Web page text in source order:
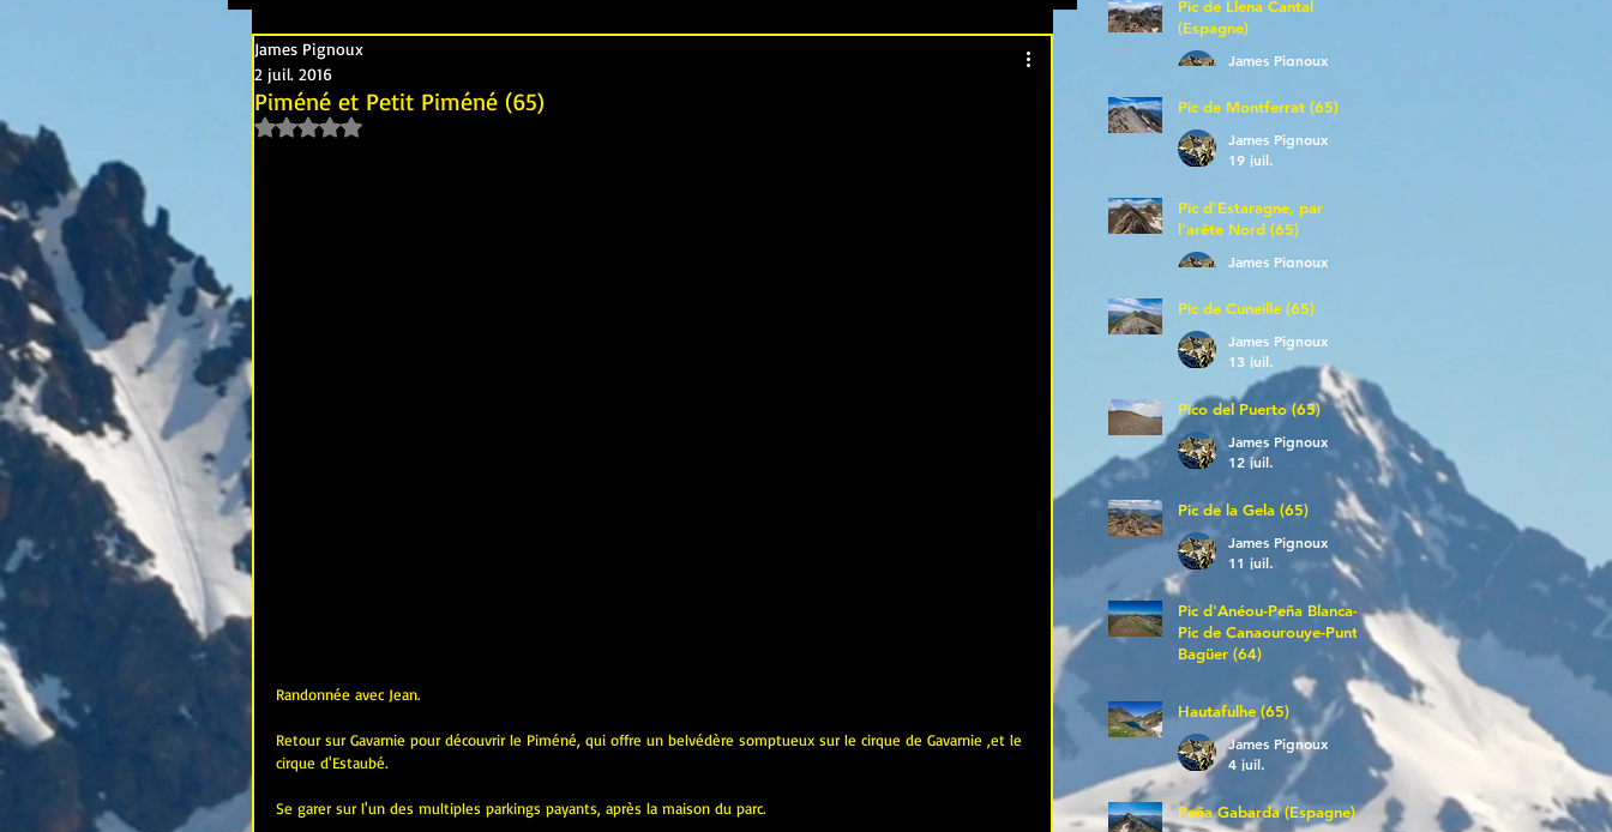
Piméné et Petit Piméné (65)
James Pignoux
2 juil. 2016
Noté NaN étoiles sur 5.
Randonnée avec Jean.
Retour sur Gavarnie pour découvrir le Piméné, qui offre un belvédère somptueux sur le cirque de Gavarnie ,et le
cirque d'Estaubé.
Se garer sur l'un des multiples parkings payants, après la maison du parc.
Pic de Llena Cantal
(Espagne)
James Pignoux
Pic de Montferrat (65)
James Pignoux
19 juil.
Pic d'Estaragne, par
l'arête Nord (65)
James Pignoux
Pic de Cuneille (65)
James Pignoux
13 juil.
Pico del Puerto (65)
James Pignoux
12 juil.
Pic de la Gela (65)
James Pignoux
11 juil.
Pic d'Anéou-Peña Blanca-
Pic de Canaourouye-Punta
Bagüer (64)
James Pignoux
5 juil.
Hautafulhe (65)
James Pignoux
4 juil.
Peña Gabarda (Espagne)